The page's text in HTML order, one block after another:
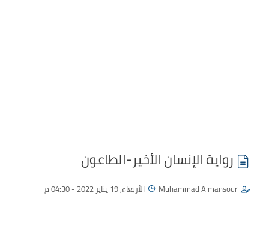
رواية الإنسان الأخير-الطاعون
Muhammad Almansour الأربعاء, 19 يناير 2022 - 04:30 م